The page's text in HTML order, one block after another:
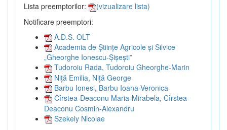
Lista preemptorilor:
(vizualizare lista)
Notificare preemptori:
A.D.S. OLT
Academia de Științe Agricole și Silvice
„Gheorghe Ionescu-Șișești”
Tudoroiu Rada, Tudoroiu Gheorghe-Marin
Niță Emilia, Niță George
Barbu Ionesl, Barbu Ioana-Veronica
Cîrstea-Deaconu Maria-Mirabela, Cîrstea-
Deaconu Cosmin-Alexandru
Szekely Nicolae